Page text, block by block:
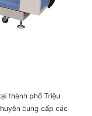
thành phố Triệu
cung cấp các